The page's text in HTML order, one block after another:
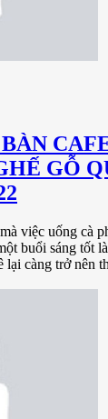
GỖ
việc uống cà
buổi sáng tốt
lại càng trở nên